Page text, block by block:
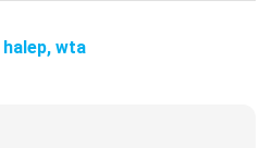
halep, wta